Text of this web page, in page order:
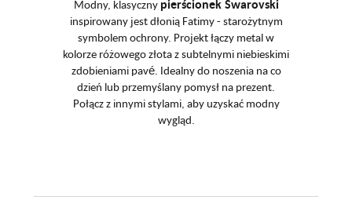
Modny, klasyczny pierścionek Swarovski
inspirowany jest dłonią Fatimy - starożytnym
symbolem ochrony. Projekt łączy metal w
kolorze różowego złota z subtelnymi niebieskimi
zdobieniami pavé. Idealny do noszenia na co
dzień lub przemyślany pomysł na prezent.
Połącz z innymi stylami, aby uzyskać modny
wygląd.